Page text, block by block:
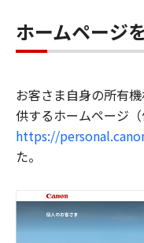
ホームページ
お客さま自身の所有
供するホームページ
https://
た。